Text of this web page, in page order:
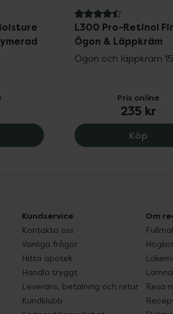
Intensive Moisture Ansiktskräm
4.5 av 5 i omdöme
L300 Pro-Retinol
Ögon & Läppkräm
Ögon och läppkräm
Pris online
235 kr
KöpL300
Kundservice
Kontakta oss
Vanliga frågor
Hitta apotek
Handla tryggt
Leverans, betalning och retur
Kundklubb
Om
Resa